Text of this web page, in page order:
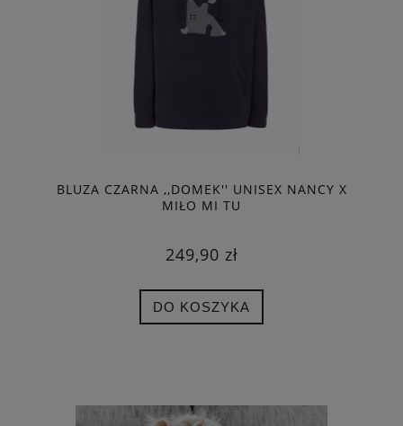
BLUZA CZARNA ,,DOMEK'' UNISEX NANCY X
MIŁO MI TU
249,90 zł
DO KOSZYKA